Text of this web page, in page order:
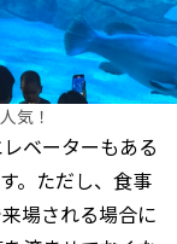
気！
ベーターもある
。ただし、食事
場される場合に